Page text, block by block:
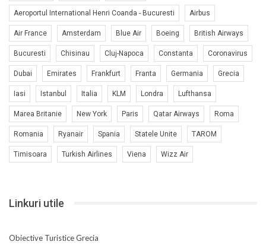
Aeroportul International Henri Coanda - Bucuresti Airbus
Air France Amsterdam Blue Air Boeing British Airways
Bucuresti Chisinau Cluj-Napoca Constanta Coronavirus
Dubai Emirates Frankfurt Franta Germania Grecia
Iasi Istanbul Italia KLM Londra Lufthansa
Marea Britanie New York Paris Qatar Airways Roma
Romania Ryanair Spania Statele Unite TAROM
Timisoara Turkish Airlines Viena Wizz Air
Linkuri utile
Obiective Turistice Grecia